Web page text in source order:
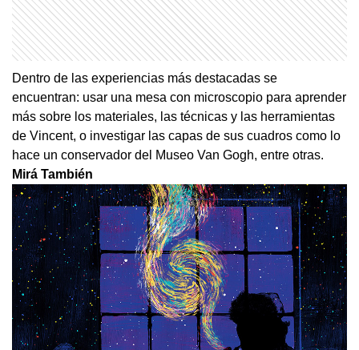
Dentro de las experiencias más destacadas se
encuentran: usar una mesa con microscopio para aprender
más sobre los materiales, las técnicas y las herramientas
de Vincent, o investigar las capas de sus cuadros como lo
hace un conservador del Museo Van Gogh, entre otras.
Mirá También